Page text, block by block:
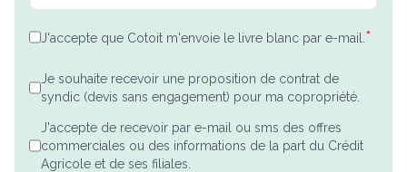
J'accepte que Cotoit m'envoie le livre blanc par e-mail. *
Je souhaite recevoir une proposition de contrat de
syndic (devis sans engagement) pour ma copropriété.
J'accepte de recevoir par e-mail ou sms des offres
commerciales ou des informations de la part du Crédit
Agricole et de ses filiales.